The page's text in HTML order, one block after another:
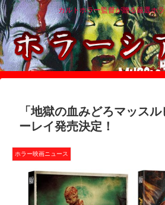
カルトホラー監督が贈る厳選ホ
「地獄の血みどろマッス
ーレイ発売決定！
ホラー映画ニュース